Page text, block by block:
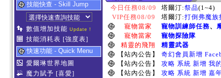
技能快查 - Skill Jump
數值增加技能 Update !
技能消耗表 [強度表]
快速功能 - Quick Menu
愛爾琳世界地圖
魔力賦予 [喜愛]
今日任務08/09 塔爾汀:祭品(1~4)
VIP任務08/09
塔爾汀:打倒弗魔
寵物當家
寵物訓練師任務、
寵物當家
寵物探險隊
精靈的飛翔
精靈武器
【站內公告】
奇幻會員新增
【站內公告】
攻略 系統 新增 我
【站內公告】
攻略 系統 新增 嘉